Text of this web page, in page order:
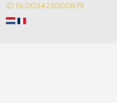
ID NL003423000B79